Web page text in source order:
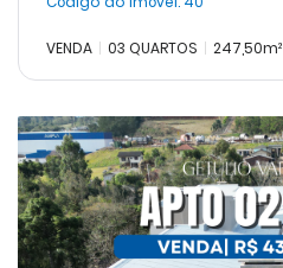
VENDA 03 QUARTOS 247,50m²